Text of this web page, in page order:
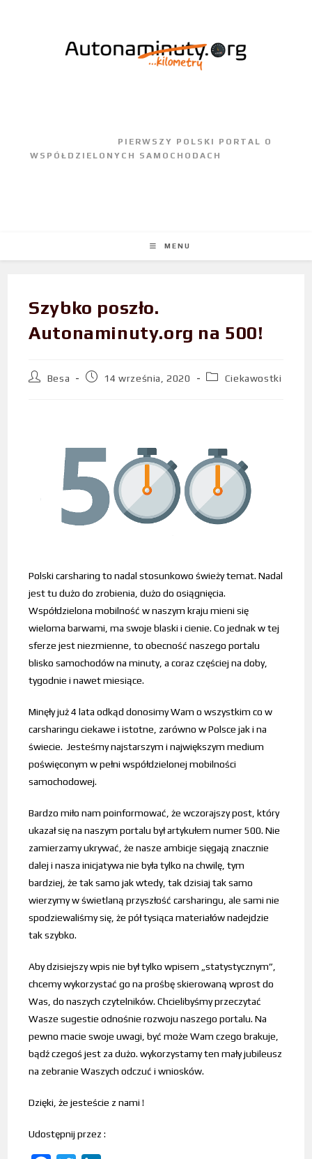
MENU
Szybko poszło.
Autonaminuty.org na 500!
Besa 14 września, 2020 Ciekawostki
Polski carsharing to nadal stosunkowo świeży temat. Nadal
jest tu dużo do zrobienia, dużo do osiągnięcia.
Współdzielona mobilność w naszym kraju mieni się
wieloma barwami, ma swoje blaski i cienie. Co jednak w tej
sferze jest niezmienne, to obecność naszego portalu
blisko samochodów na minuty, a coraz częściej na doby,
tygodnie i nawet miesiące.
Minęły już 4 lata odkąd donosimy Wam o wszystkim co w
carsharingu ciekawe i istotne, zarówno w Polsce jak i na
świecie. Jesteśmy najstarszym i największym medium
poświęconym w pełni współdzielonej mobilności
samochodowej.
Bardzo miło nam poinformować, że wczorajszy post, który
ukazał się na naszym portalu był artykułem numer 500. Nie
zamierzamy ukrywać, że nasze ambicje sięgają znacznie
dalej i nasza inicjatywa nie była tylko na chwilę, tym
bardziej, że tak samo jak wtedy, tak dzisiaj tak samo
wierzymy w świetlaną przyszłość carsharingu, ale sami nie
spodziewaliśmy się, że pół tysiąca materiałów nadejdzie
tak szybko.
Aby dzisiejszy wpis nie był tylko wpisem „statystycznym”,
chcemy wykorzystać go na prośbę skierowaną wprost do
Was, do naszych czytelników. Chcielibyśmy przeczytać
Wasze sugestie odnośnie rozwoju naszego portalu. Na
pewno macie swoje uwagi, być może Wam czego brakuje,
bądź czegoś jest za dużo. wykorzystamy ten mały jubileusz
na zebranie Waszych odczuć i wniosków.
Dzięki, że jesteście z nami !
Udostępnij przez :